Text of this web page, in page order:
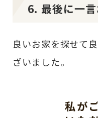
6. 最後に一
良いお家を探せて
ざいました。
私が